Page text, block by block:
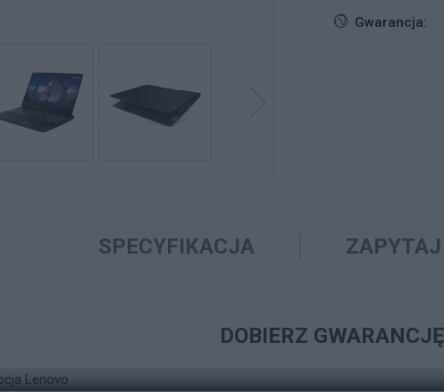
Gwarancja:
SPECYFIKACJA ZAPYTAJ
DOBIERZ GWARANCJĘ